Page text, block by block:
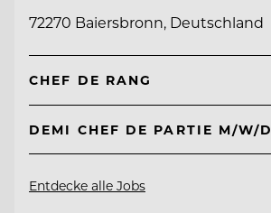
72270 Baiersbronn, Deutschland
CHEF DE RANG
DEMI CHEF DE PARTIE M/W/D
Entdecke alle Jobs